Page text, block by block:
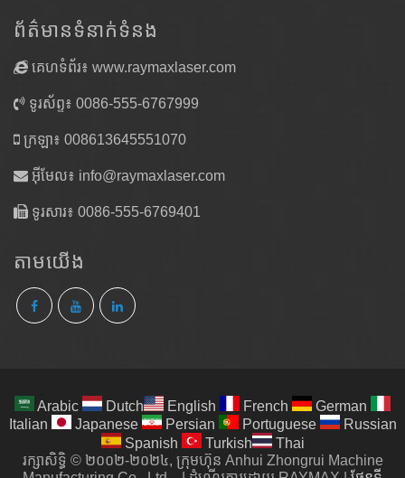
ព័ត៌មានទំនាក់ទំនង
គេហទំព័រ៖ www.raymaxlaser.com
ទូរស័ព្ទ៖ 0086-555-6767999
ក្រឡា៖ 008613645551070
អ៊ីមែល៖ info@raymaxlaser.com
ទូរសារ៖ 0086-555-6769401
តាម​យើង
Arabic Dutch English French
German
Italian
Japanese Persian Portuguese
Russian
Spanish
Turkish
Thai
រក្សាសិទ្ធិ © ២០០២-២០២៤, ក្រុមហ៊ុន Anhui Zhongrui Machine